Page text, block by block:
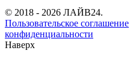
© 2018 - 2026 ЛАЙВ24.
Пользовательское соглашение
конфиденциальности
Наверх